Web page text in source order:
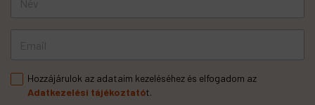
Hozzájárulok az adataim kezeléséhez és elfogadom az
Adatkezelési tájékoztatót.